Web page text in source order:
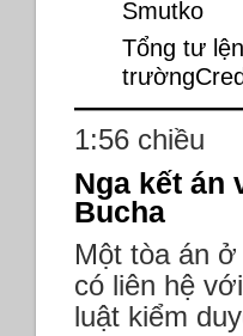
Tổng tư
1:56 chiều
Nga kết án
Bucha
Một tòa án
có liên hệ
luật kiểm